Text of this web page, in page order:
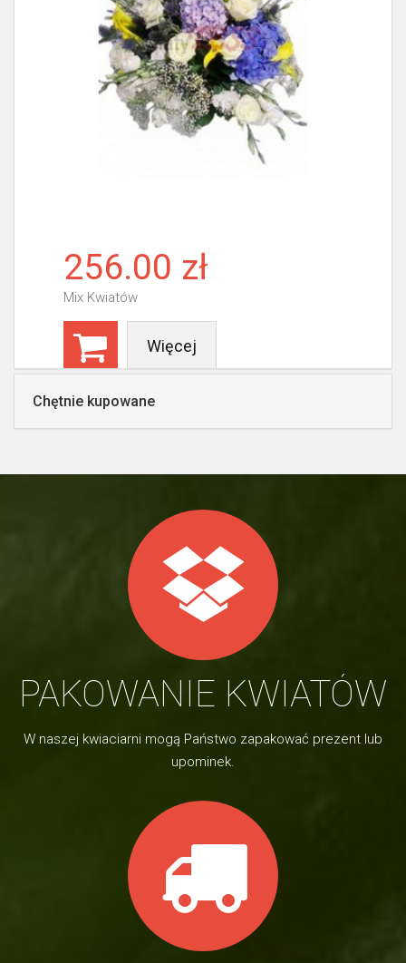
256.00 zł
Mix Kwiatów
Więcej
Chętnie kupowane
PAKOWANIE KWIATÓW
W naszej kwiaciarni mogą Państwo zapakować prezent lub
upominek.